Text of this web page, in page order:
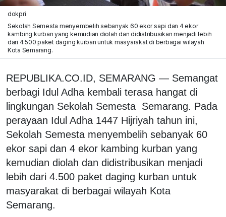
dokpri
Sekolah Semesta menyembelih sebanyak 60 ekor sapi dan 4 ekor
kambing kurban yang kemudian diolah dan didistribusikan menjadi lebih
dari 4.500 paket daging kurban untuk masyarakat di berbagai wilayah
Kota Semarang.
REPUBLIKA.CO.ID, SEMARANG — Semangat
berbagi Idul Adha kembali terasa hangat di
lingkungan Sekolah Semesta Semarang. Pada
perayaan Idul Adha 1447 Hijriyah tahun ini,
Sekolah Semesta menyembelih sebanyak 60
ekor sapi dan 4 ekor kambing kurban yang
kemudian diolah dan didistribusikan menjadi
lebih dari 4.500 paket daging kurban untuk
masyarakat di berbagai wilayah Kota
Semarang.